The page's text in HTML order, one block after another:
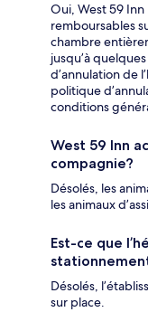
Oui, West 59
remboursables
chambre
jusqu’à
d’annulation de
politique
conditions
West 59 Inn
compagnie?
Désolés, les
les animaux
Est-ce que
Désolés,
sur place.